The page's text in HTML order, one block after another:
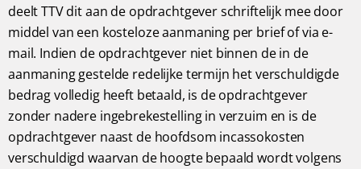
deelt TTV dit aan de opdrachtgever schriftelijk mee door
middel van een kosteloze aanmaning per brief of via e-
mail. Indien de opdrachtgever niet binnen de in de
aanmaning gestelde redelijke termijn het verschuldigde
bedrag volledig heeft betaald, is de opdrachtgever
zonder nadere ingebrekestelling in verzuim en is de
opdrachtgever naast de hoofdsom incassokosten
verschuldigd waarvan de hoogte bepaald wordt volgens